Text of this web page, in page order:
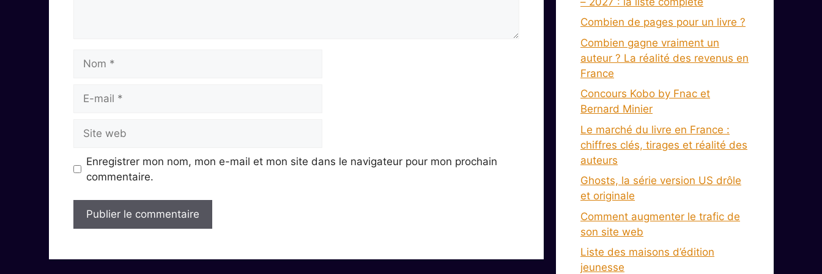
mail
web
Enregistrer mon nom, mon e-mail et mon site dans le navigateur pour mon prochain
commentaire.
Combien de pages pour un livre ?
Combien gagne vraiment un
auteur ? La réalité des revenus en
France
Concours Kobo by Fnac et
Bernard Minier
Le marché du livre en France :
chiffres clés, tirages et réalité des
auteurs
Ghosts, la série version US drôle
et originale
Comment augmenter le trafic de
son site web
Liste des maisons d’édition
jeunesse